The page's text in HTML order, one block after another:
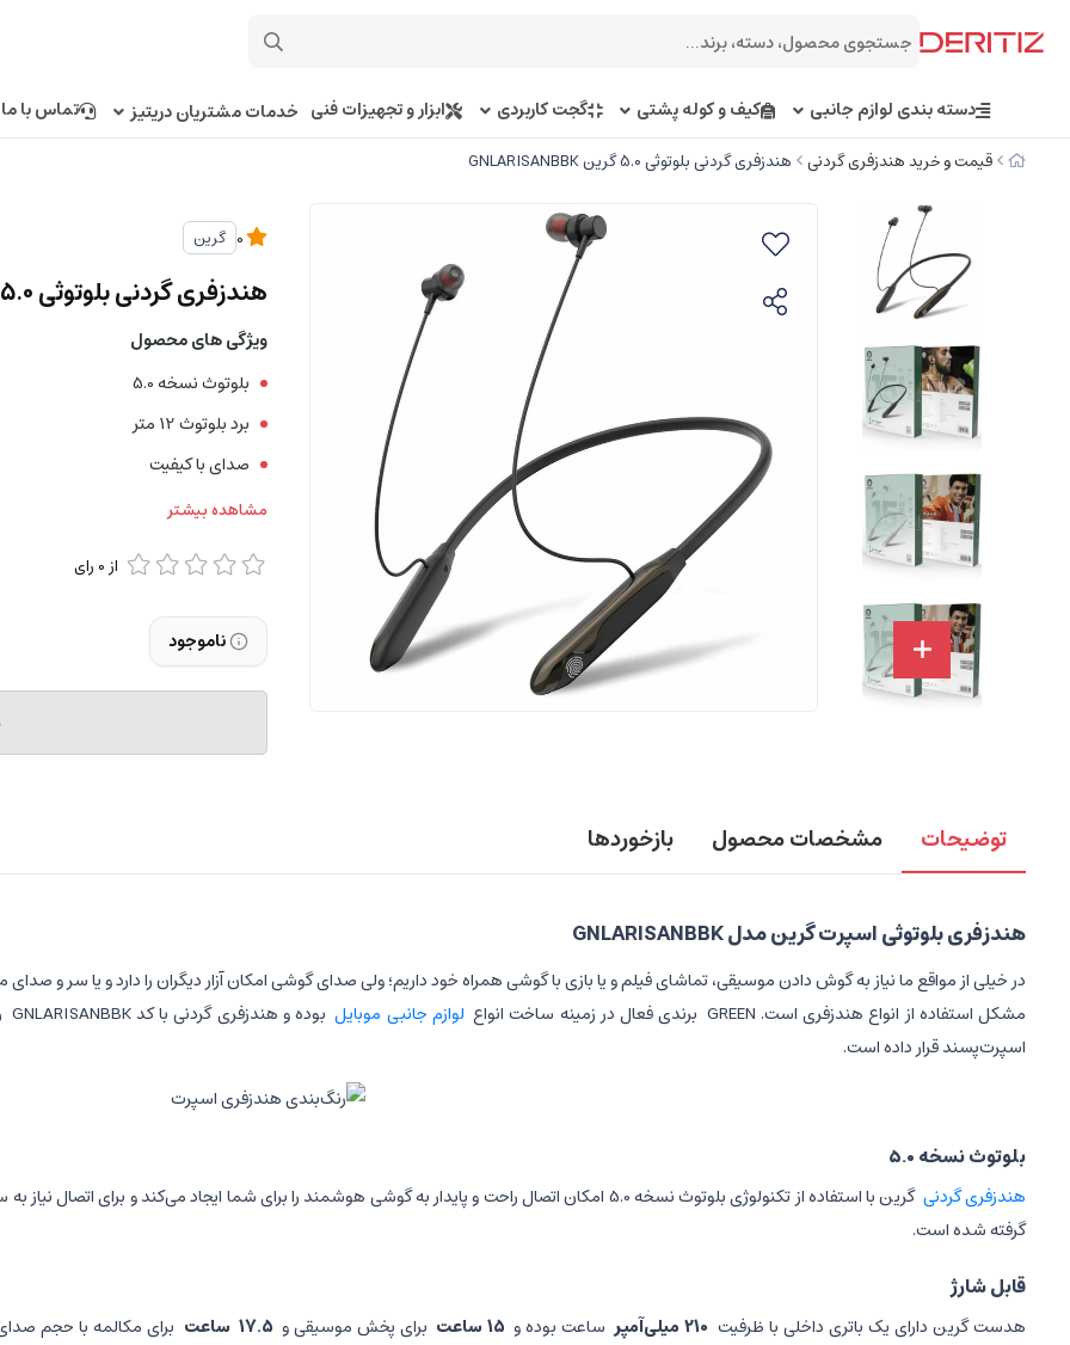
دسته بندی لوازم جانبی کیف و کوله پشتی گجت کاربردی ابزار و تجهیزات فنی خدمات مشتریان دریتیز تماس با ما
قیمت و خرید هندزفری گردنی هندزفری گردنی بلوتوثی 5.0 گرین GNLARISANBBK
گرین
هندزفری گردنی بلوتوثی 5.0 گرین GNLARISANBBK
ویژگی های محصول
بلوتوث نسخه 5.0
برد بلوتوث 12 متر
صدای با کیفیت
مشاهده بیشتر
از 0 رای
ناموجود
توضیحات مشخصات محصول بازخوردها
هندزفری بلوتوثی اسپرت گرین مدل GNLARISANBBK
در خیلی از مواقع ما نیاز به گوش دادن موسیقی، تماشای فیلم و یا بازی با گوشی همراه خود داریم؛ ولی صدای گوشی امکان آزار دیگران را دارد و یا سر و
مشکل استفاده از انواع هندزفری است. GREEN
برندی فعال در زمینه ساخت انواع لوازم جانبی موبایلبوده و هندزفری گردنی با کد GNLARISANBBK
اسپرت‌پسند قرار داده است.
بلوتوث نسخه 5.0
هندزفری گردنی
گرفته شده است.
قابل شارژ
هدست گرین دارای یک باتری داخلی با ظرفیت 210 میلی‌آمپر‌ ساعت بوده و 15 ساعت برای پخش موسیقی و 17.5 ساعت برای مکالمه با حجم صدای 80 درصدی را در اختیارتان قرار می‌دهد و برای شارژ باتری هم